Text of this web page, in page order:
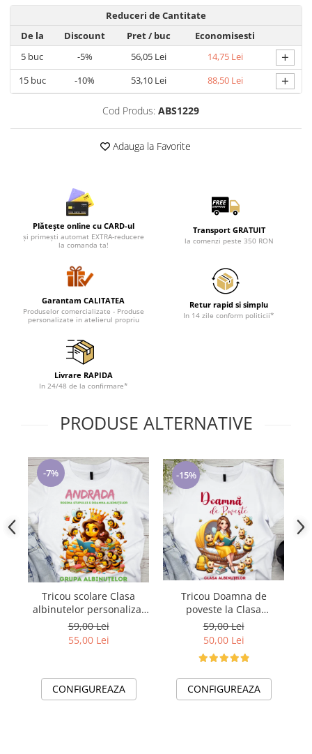
Reduceri de Cantitate
De la
Discount Pret/ buc
Economisesti
5 buc -5% 56,05 Lei 14,75 Lei +
15buc -10% 53,10 Lei 88,50 Lei +
Cod Produs: ABS1229
Adauga la Favorite
Plătește online cu CARD-ul
și primești automat EXTRA-reducere
la comanda ta!
Transport GRATUIT
la comenzi peste 350 RON
Garantam CALITATEA
Produselor comercializate - Produse
personalizate in atelierul propriu
Retur rapid si simplu
In 14 zile conform politicii*
Livrare RAPIDA
In 24/48 de la confirmare*
PRODUSE ALTERNATIVE
-7%
Tricou scolare Clasa
albinutelor personalizat
pentru absolventi de
scoala sau gradinita
59,00 Lei
55,00 Lei
CONFIGUREAZA
-15%
Tricou Doamna de
poveste la Clasa
albinutelor pentru scoala
sau gradinita ABS1068.41
59,00 Lei
50,00 Lei
CONFIGUREAZA